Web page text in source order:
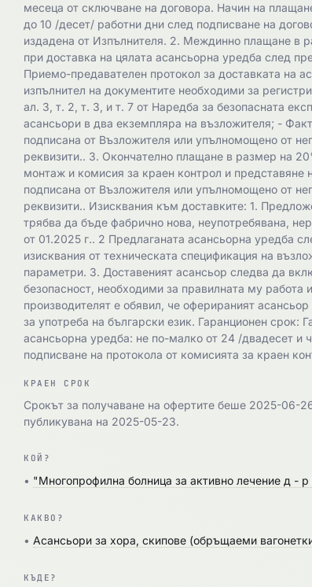
месеца от сключване на договора. Начин на
до 10 /десет/ работни дни след подписване на
издадена от Изпълнителя. 2. Междинно плащане в
при доставка на цялата асансьорна уредба след
Приемо-предавателен протокол за доставката на
изпълнител на документите необходими за
ал. 3, т. 2, т. 3, и т. 7 от Наредба за безопасната
асансьори в два екземпляра на възложителя; -
подписана от Възложителя или упълномощено от
реквизити.. 3. Окончателно плащане в размер на
монтаж и комисия за краен контрол и представяне
подписана от Възложителя или упълномощено от
реквизити.. Изисквания към доставките: 1.
трябва да бъде фабрично нова, неупотребявана,
от 01.2025 г.. 2 Предлаганата асансьорна уредба
изисквания от техническата спецификация на
параметри. 3. Доставеният асансьор следва да
безопасност, необходими за правилната му работа
производителят е обявил, че оферираният
за употреба на български език. Гаранционен срок:
асансьорна уредба: не по-малко от 24 /двадесет и
подписване на протокола от комисията за краен
КРАЕН СРОК
Срокът за получаване на офертите беше 2025-06-
публикувана на 2025-05-23.
КОЙ?
• "Многопрофилна болница за активно лечение д -
КАКВО?
• Асансьори за хора, скипове (обръщаеми
КЪДЕ?